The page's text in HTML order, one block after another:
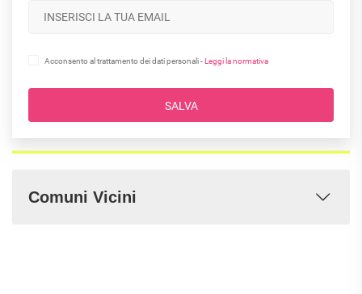
Acconsento al trattamento dei dati personali -Leggi la normativa
SALVA
Comuni Vicini